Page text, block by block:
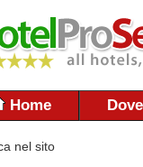
Home
nel sito